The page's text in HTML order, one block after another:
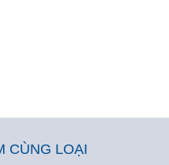
CÙNG LOẠI